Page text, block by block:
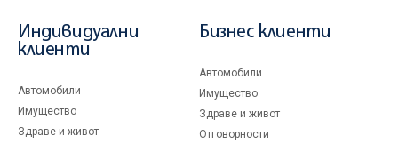
Индивидуални
клиенти
Автомобили
Имущество
Здраве и живот
Бизнес клиенти
Автомобили
Имущество
Здраве и живот
Отговорности